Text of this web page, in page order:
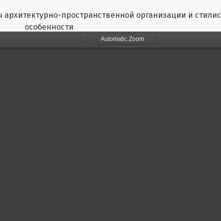
пространственной организации и
особенности